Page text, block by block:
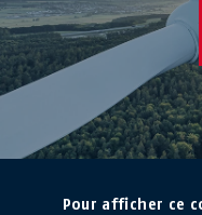
Pour afficher ce